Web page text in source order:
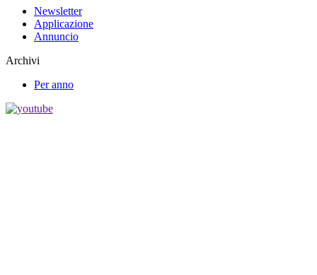
Newsletter
Applicazione
Annuncio
Archivi
Per anno